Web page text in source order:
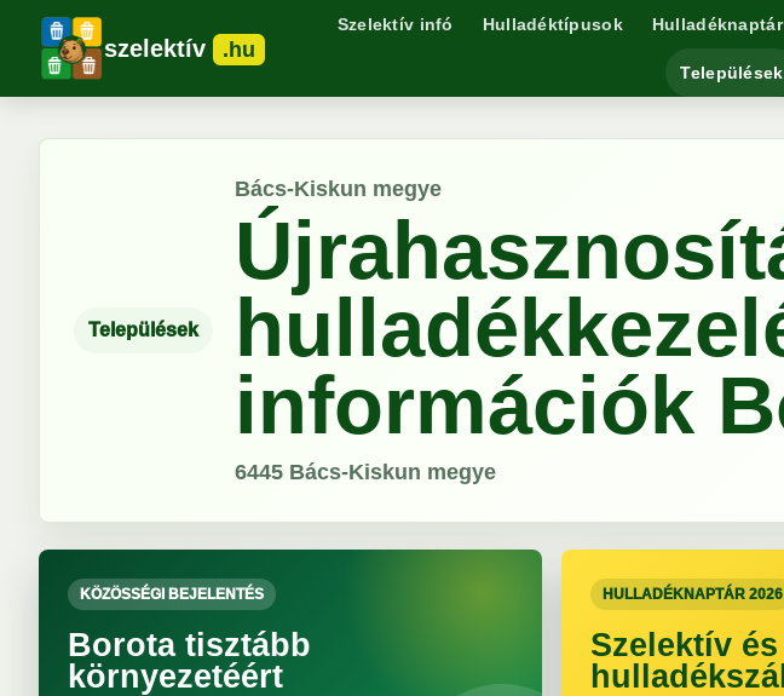
szelektív .hu
Szelektív infó Hulladéktípusok Hulladéknaptár
Települések
Települések
Bács-Kiskun megye
információk
6445 Bács-Kiskun megye
KÖZÖSSÉGI BEJELENTÉS
Borota tisztább
környezetéért
HULLADÉKNAPTÁR 2026
Szelektív